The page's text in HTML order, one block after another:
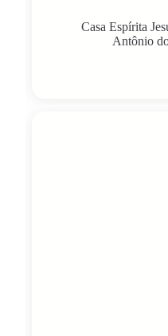
Casa Espírita
Antônio